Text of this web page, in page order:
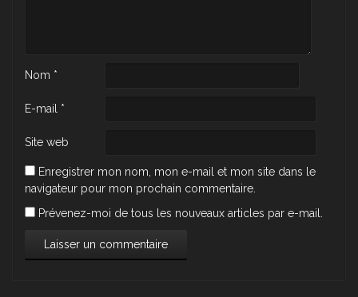
Nom *
E-mail *
Site web
Enregistrer mon nom, mon e-mail et mon site dans le
navigateur pour mon prochain commentaire.
Prévenez-moi de tous les nouveaux articles par e-mail.